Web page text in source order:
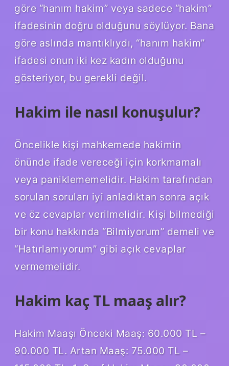
göre “hanım hakim” veya sadece “hakim”
ifadesinin doğru olduğunu söylüyor. Bana
göre aslında mantıklıydı, “hanım hakim”
ifadesi onun iki kez kadın olduğunu
gösteriyor, bu gerekli değil.
Hakim ile nasıl konuşulur?
Öncelikle kişi mahkemede hakimin
önünde ifade vereceği için korkmamalı
veya paniklememelidir. Hakim tarafından
sorulan soruları iyi anladıktan sonra açık
ve öz cevaplar verilmelidir. Kişi bilmediği
bir konu hakkında “Bilmiyorum” demeli ve
“Hatırlamıyorum” gibi açık cevaplar
vermemelidir.
Hakim kaç TL maaş alır?
Hakim Maaşı Önceki Maaş: 60.000 TL –
90.000 TL. Artan Maaş: 75.000 TL –